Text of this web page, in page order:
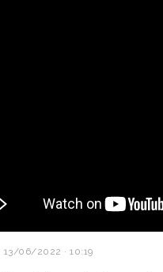
13/06/2022 · 10:19